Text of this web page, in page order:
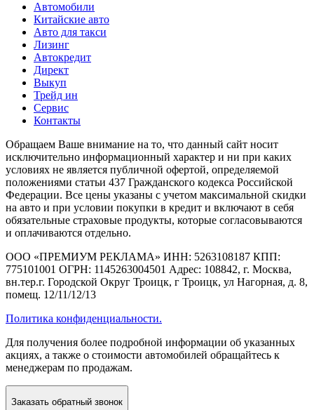
Автомобили
Китайские авто
Авто для такси
Лизинг
Автокредит
Директ
Выкуп
Трейд ин
Сервис
Контакты
Обращаем Ваше внимание на то, что данный сайт носит
исключительно информационный характер и ни при каких
условиях не является публичной офертой, определяемой
положениями статьи 437 Гражданского кодекса Российской
Федерации. Все цены указаны с учетом максимальной скидки
на авто и при условии покупки в кредит и включают в себя
обязательные страховые продукты, которые согласовываются
и оплачиваются отдельно.
ООО «ПРЕМИУМ РЕКЛАМА» ИНН: 5263108187 КПП:
775101001 ОГРН: 1145263004501 Адрес: 108842, г. Москва,
вн.тер.г. Городской Округ Троицк, г Троицк, ул Нагорная, д. 8,
помещ. 12/11/12/13
Политика конфиденциальности.
Для получения более подробной информации об указанных
акциях, а также о стоимости автомобилей обращайтесь к
менеджерам по продажам.
Заказать обратный звонок